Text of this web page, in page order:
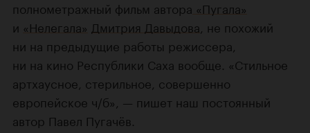
полнометражный фильм автора «Пугала»
и «Нелегала» Дмитрия Давыдова , не похожий
ни на предыдущие работы режиссера,
ни на кино Республики Саха вообще. «Стильное
артхаусное, стерильное, совершенно
европейское ч/б», — пишет наш постоянный
автор Павел Пугачёв.